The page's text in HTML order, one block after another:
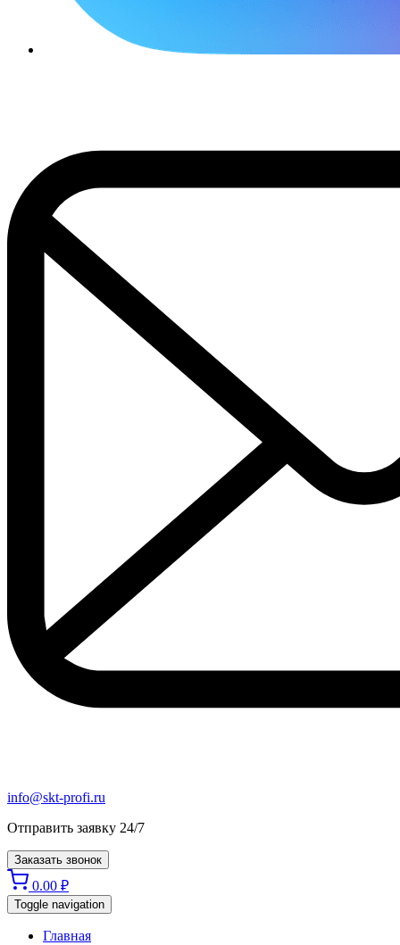
info@skt-profi.ru
Отправить заявку 24/7
Заказать звонок
0.00 ₽
Toggle navigation
Главная